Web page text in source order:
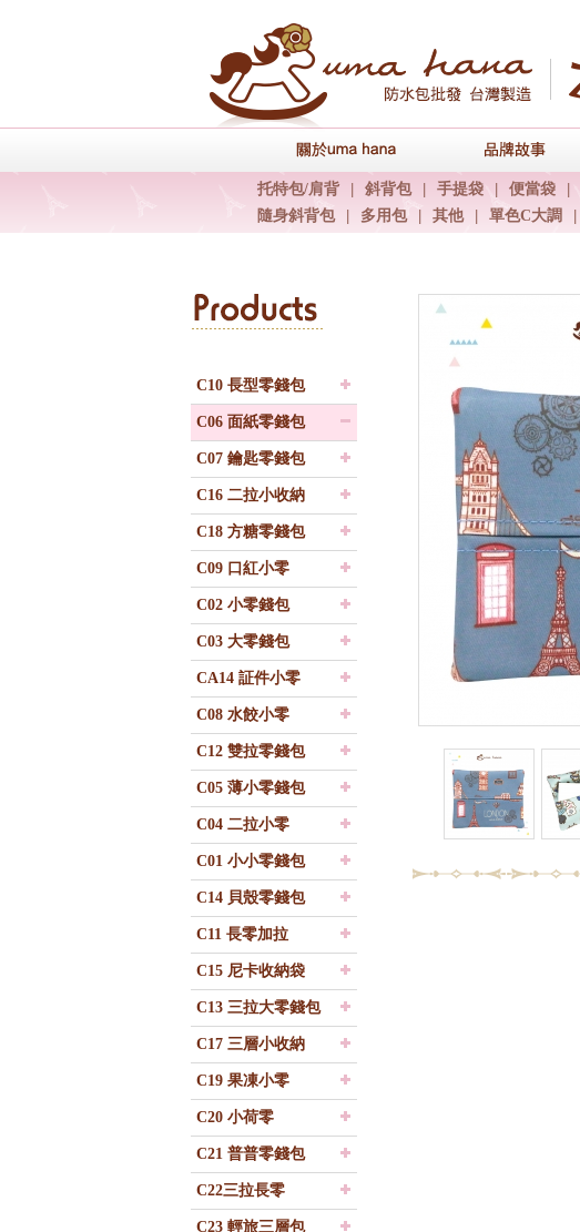
關於uma hana
托特包/肩背 斜背包 手提袋 便當袋
隨身斜背包
多用包 其他 單色C大調
C10 長型零錢包
C06 面紙零錢包
C07 鑰匙零錢包
C16 二拉小收納
C18 方糖零錢包
C09 口紅小零
C02 小零錢包
C03 大零錢包
CA14 証件小零
C08 水餃小零
C12 雙拉零錢包
C05 薄小零錢包
C04 二拉小零
C01 小小零錢包
C14 貝殼零錢包
C11 長零加拉
C15 尼卡收納袋
C13 三拉大零錢包
C17 三層小收納
C19 果凍小零
C20 小荷零
C21 普普零錢包
C22三拉長零
C23 輕旅三層包